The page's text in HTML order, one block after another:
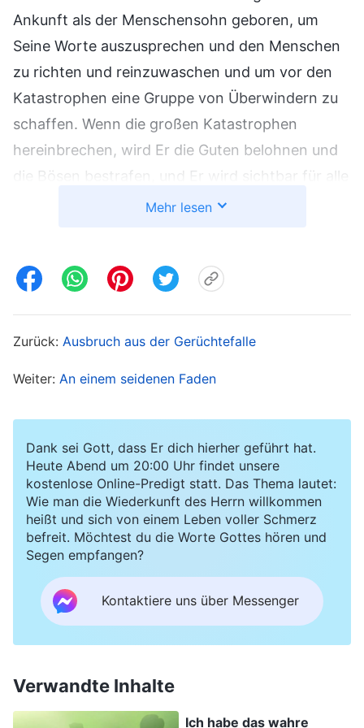
Ankunft als der Menschensohn geboren, um
Seine Worte auszusprechen und den Menschen
zu richten und reinzuwaschen und um vor den
Katastrophen eine Gruppe von Überwindern zu
schaffen. Wenn die großen Katastrophen
hereinbrechen, wird Er die Guten belohnen und
die Bösen bestrafen, und Er wird sichtbar für alle
Nationen und Völker kommen und ihnen
verborgenen Ankunft bereits abgeschlossen
letzten Tagen widersetzen und es verdammen,
wird viel Weinen und Zähneknirschen geben. Die
zur Rettung der Menschheit Gemeinschaft, die
Bedeutung von GottesMenschwerdungund
darüber, wie Gott das Gerichtswerk in den
letzten Tagen vollbringt. Da verstand ich, warum
wir vorher, als wir der Kirche dienten, Gottes
Führung nicht hatten und warum es für uns nicht
vorwärtsging, wenn wir die Schrift lasen,
beteten und Hauskreise hielten. Ich verstand,
nicht gespürt hatten. Gott hatte bereits neues
Werk verrichtet, das Zeitalter der Gnade
Mehr lesen
Zurück: Ausbruch aus der Gerüchtefalle
Weiter: An einem seidenen Faden
Dank sei Gott, dass Er dich hierher geführt hat.
Heute Abend um 20:00 Uhr findet unsere
kostenlose Online-Predigt statt. Das Thema lautet:
Wie man die Wiederkunft des Herrn willkommen
heißt und sich von einem Leben voller Schmerz
befreit. Möchtest du die Worte Gottes hören und
Segen empfangen?
Kontaktiere uns über Messenger
Verwandte Inhalte
Ich habe das wahre